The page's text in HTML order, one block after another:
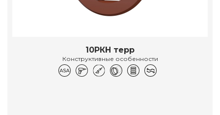
10РКН терр
Конструктивные особенности